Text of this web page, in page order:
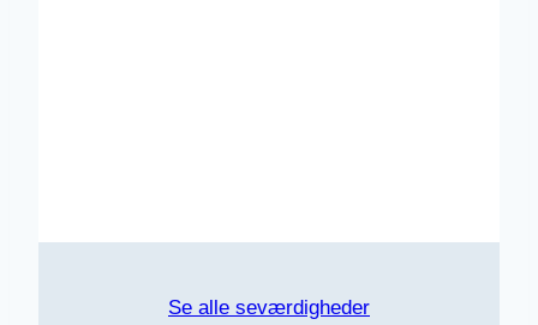
Se alle seværdigheder